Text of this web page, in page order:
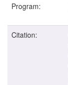
Program:
Citation: